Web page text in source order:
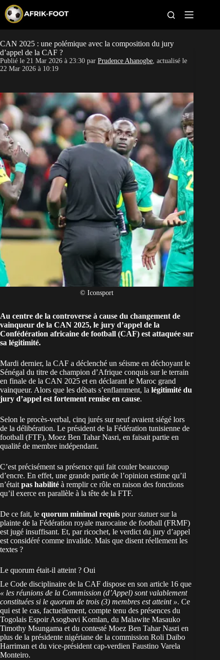
p
o
c
o
e
n
t
CAN féminine
Pays
Clubs
Classement
Paris sportifs
CAN 2025 : une polémique avec la composition du jury
d’appel de la CAF ?
Publié le 21 Mar 2026 à 23:30 par Prudence Ahanogbe, actualisé le
22 Mar 2026 à 10:19
© Iconsport
Au centre de la controverse à cause du changement de
vainqueur de la CAN 2025, le jury d’appel de la
Confédération africaine de football (CAF) est attaquée sur
sa légitimité.
Mardi dernier, la CAF a déclenché un séisme en déchoyant le
Sénégal du titre de champion d’Afrique conquis sur le terrain
en finale de la CAN 2025 et en déclarant le Maroc grand
vainqueur. Alors que les débats s’enflamment, la légitimité du
jury d’appel est fortement remise en cause.
Selon le procès-verbal, cinq jurés sur neuf avaient siégé lors
de la délibération. Le président de la Fédération tunisienne de
football (FTF), Moez Ben Tahar Nasri, en faisait partie en
qualité de membre indépendant.
C’est précisément sa présence qui fait couler beaucoup
d’encre. En effet, une grande partie de l’opinion estime qu’il
n’était pas habilité à remplir ce rôle en raison des fonctions
qu’il exerce en parallèle à la tête de la FTF.
De ce fait, le quorum minimal requis pour statuer sur la
plainte de la Fédération royale marocaine de football (FRMF)
est jugé insuffisant. Et, par ricochet, le verdict du jury d’appel
est considéré comme invalide. Mais que disent réellement les
textes ?
Le quorum était-il atteint ? Oui
Le Code disciplinaire de la CAF dispose en son article 16 que
« les réunions de la Commission (d’Appel) sont valablement
constituées si le quorum de trois (3) membres est atteint ». Ce
qui est le cas, factuellement, compte tenu des présences du
Togolais Espoir Asogbavi Komlan, du Malawite Masauko
Timothy Msungama et du contesté Moez Ben Tahar Nasri en
plus de la présidente nigériane de la commission Roli Daibo
Harriman et du vice-président cap-verdien Faustino Varela
Monteiro.